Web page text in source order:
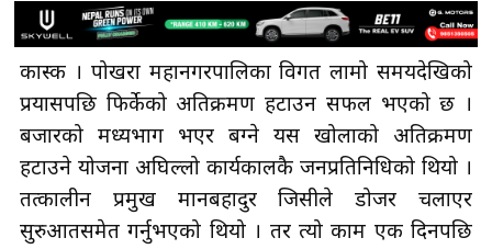
कास्की । पोखरा महानगरपालिका विगत लामो समयदेखिको
प्रयासपछि फिर्केको अतिक्रमण हटाउन सफल भएको छ ।
बजारको मध्यभाग भएर बग्ने यस खोलाको अतिक्रमण
हटाउने योजना अघिल्लो कार्यकालकै जनप्रतिनिधिको थियो ।
तत्कालीन प्रमुख मानबहादुर जिसीले डोजर चलाएर
सुरुआतसमेत गर्नुभएको थियो । तर त्यो काम एक दिनपछि